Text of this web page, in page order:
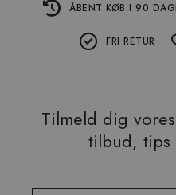
ÅBENT KØB I 90
FRI RETUR
Tilmeld dig
tilbud, tips